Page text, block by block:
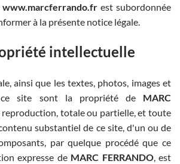
www.marcferrando.frest subordonnée
à la présente notice légale.
intellectuelle
ainsi que les textes, photos, images et
ce site sont la propriété de MARC
reproduction, totale ou partielle, et toute
substantiel de ce site, d'un ou de
par quelque procédé que ce
expresse de MARC FERRANDO, est